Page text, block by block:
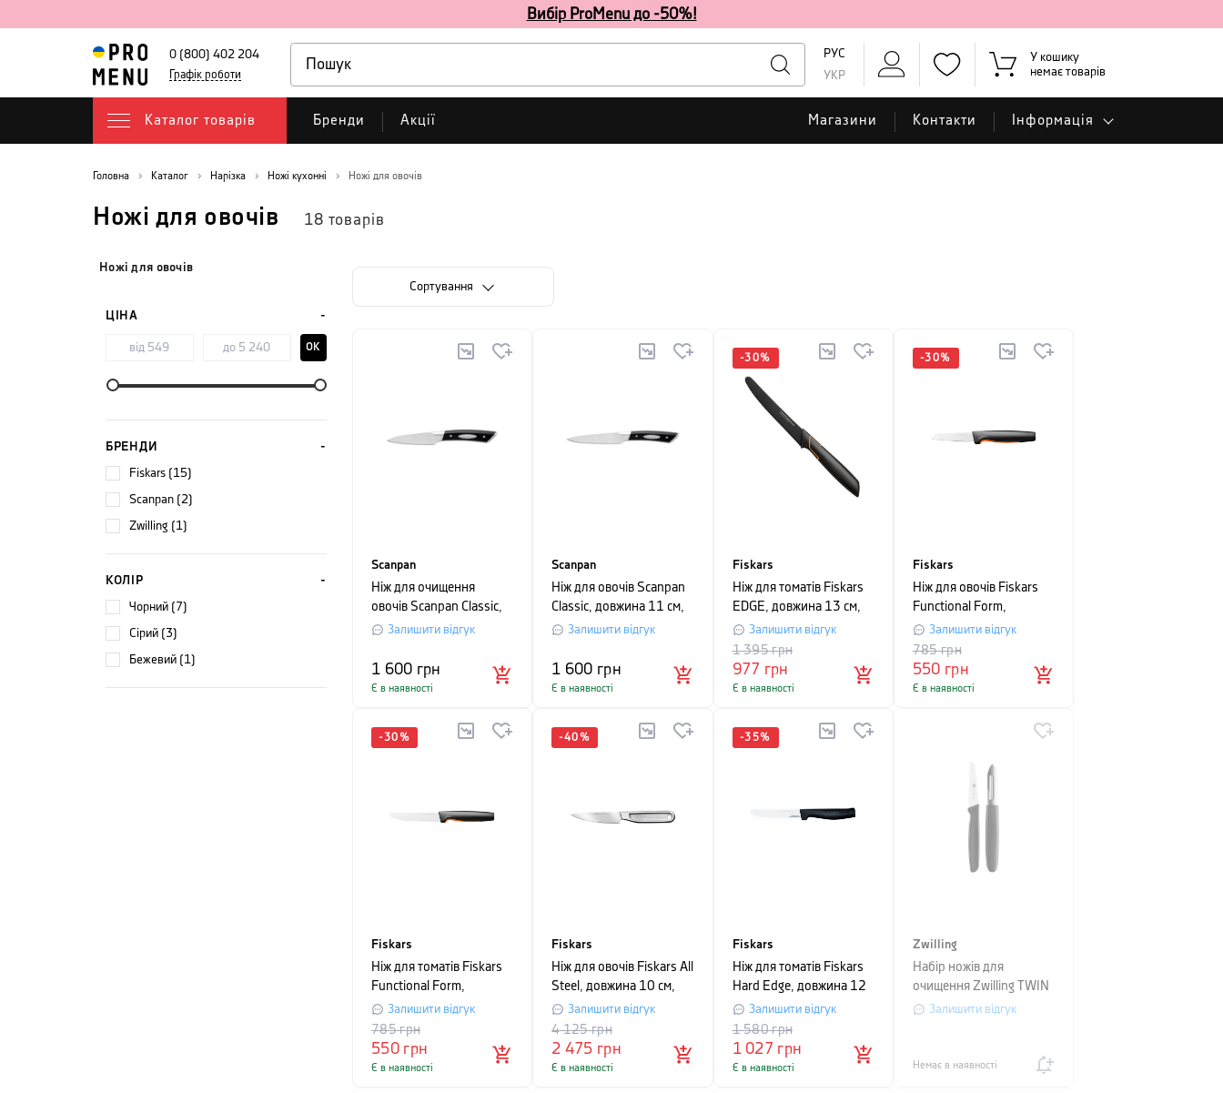
Вибір ProMenu до -50%!
0 (800) 402 204
Графік роботи
РУС
УКР
У кошику
немає товарів
Каталог товарів Бренди Акції Магазини Контакти Інформація
Головна Каталог Нарізка Ножі кухонні Ножі для овочів
Ножі для овочів 18 товарів
Ножі для овочів
ЦІНА
OK
БРЕНДИ
Fiskars (15)
Scanpan (2)
Zwilling (1)
КОЛІР
чорний (7)
сірий (3)
бежевий (1)
Сортування
Scanpan
Ніж для очищення
овочів Scanpan Classic,
довжина 9 см, чорний
Залишити відгук
1 600 грн
Є в наявності
Scanpan
Ніж для овочів Scanpan
Classic, довжина 11 см,
чорний
Залишити відгук
1 600 грн
Є в наявності
-30%
Fiskars
Ніж для томатів Fiskars
EDGE, довжина 13 см,
чорний
Залишити відгук
977 грн
1 395грн
Є в наявності
-30%
Fiskars
Ніж для овочів Fiskars
Functional Form,
довжина 8 см, чорний
Залишити відгук
550 грн
785грн
Є в наявності
-30 %
Fiskars
Ніж для томатів Fiskars
Functional Form,
довжина 11 см, чорний
Залишити відгук
550грн
785грн
Є в наявності
-40 %
Fiskars
Ніж для овочів Fiskars All
Steel, довжина 10 см,
сріблястий
Залишити відгук
2 475 грн
4 125грн
Є в наявності
-35%
Fiskars
Ніж для томатів Fiskars
Hard Edge, довжина 12
см, чорний
Залишити відгук
1 027 грн
1 580грн
Є в наявності
Zwilling
Набір ножів для
очищення Zwilling TWIN
GRIP, 2 предмети,
Залишити відгук
Немає в наявності